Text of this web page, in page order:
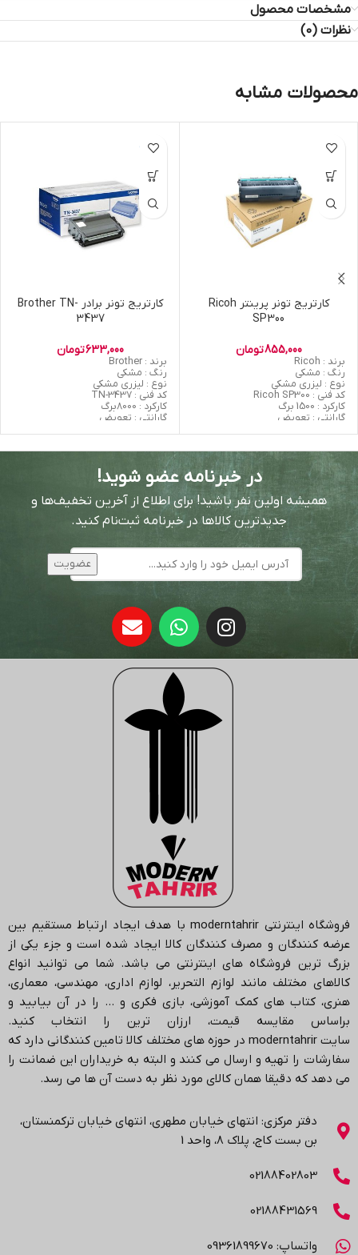
مشخصات محصول
نظرات (0)
محصولات مشابه
کارتریج تونر پرینتر Ricoh
SP300
855,000تومان
برند : Ricoh
رنگ : مشکی
نوع : لیزری مشکی
کد فنی : Ricoh SP300
کارکرد : 1500 برگ
گارانتی : تعویض
سازنده : کشور چین
کارتریج تونر برادر Brother TN-
3437
633,000تومان
برند : Brother
رنگ : مشکی
نوع : لیزری مشکی
کد فنی : TN-3437
کارکرد : 8000برگ
گارانتی : تعویض
سازنده : کشور چین
در خبرنامه عضو شوید!
همیشه اولین نفر باشید! برای اطلاع از آخرین تخفیف‌ها و
جدیدترین کالاها در خبرنامه ثبت‌نام کنید.
فروشگاه اینترنتی moderntahrir با هدف ایجاد ارتباط مستقیم بین
عرضه کنندگان و مصرف کنندگان کالا ایجاد شده است و جزء یکی از
بزرگ ترین فروشگاه های اینترنتی می باشد. شما می توانید انواع
کالاهای مختلف مانند لوازم التحریر، لوازم اداری، مهندسی، معماری،
هنری، کتاب های کمک آموزشی، بازی فکری و … را در آن بیابید و
براساس مقایسه قیمت، ارزان ترین را انتخاب کنید.
سایتmoderntahrir در حوزه های مختلف کالا تامین کنندگانی دارد که
سفارشات را تهیه و ارسال می کنند و البته به خریداران این ضمانت را
می دهد که دقیقا همان کالای مورد نظر به دست آن ها می رسد.
دفتر مرکزی: انتهاي خیابان مطهری، انتهاي خیابان ترکمنستان،
بن بست کاج، پلاک ۸، واحد 1
02188402803
02188431569
واتساپ: 09361899670